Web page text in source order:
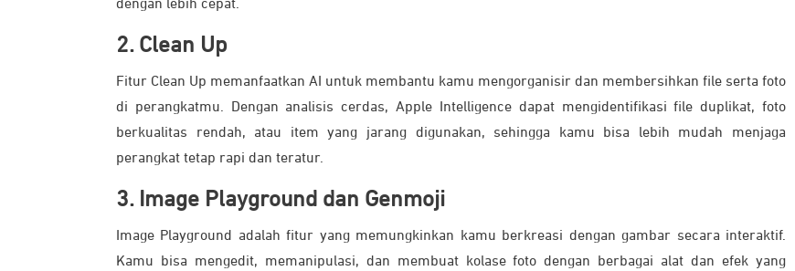
dengan lebih cepat.
2. Clean Up
Fitur Clean Up memanfaatkan AI untuk membantu kamu mengorganisir dan membersihkan file serta foto
di perangkatmu. Dengan analisis cerdas, Apple Intelligence dapat mengidentifikasi file duplikat, foto
berkualitas rendah, atau item yang jarang digunakan, sehingga kamu bisa lebih mudah menjaga
perangkat tetap rapi dan teratur.
3. Image Playground dan Genmoji
Image Playground adalah fitur yang memungkinkan kamu berkreasi dengan gambar secara interaktif.
Kamu bisa mengedit, memanipulasi, dan membuat kolase foto dengan berbagai alat dan efek yang